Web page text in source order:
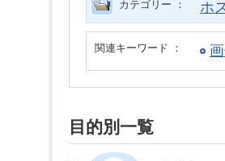
カテゴリー ： ホ
関連キーワード ：
目的別一覧